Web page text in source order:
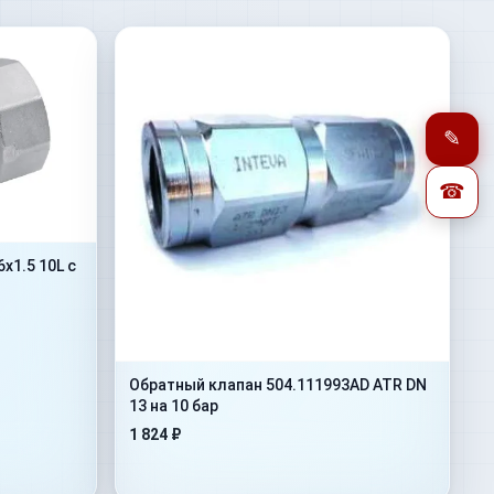
10L с
Обратный клапан 504.111993AD ATR DN
13 на 10 бар
1 824 ₽
✎
☎